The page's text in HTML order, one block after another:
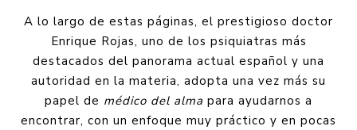
A lo largo de estas páginas, el prestigioso doctor
Enrique Rojas, uno de los psiquiatras más
destacados del panorama actual español y una
autoridad en la materia, adopta una vez más su
papel de médico del alma para ayudarnos a
encontrar, con un enfoque muy práctico y en pocas